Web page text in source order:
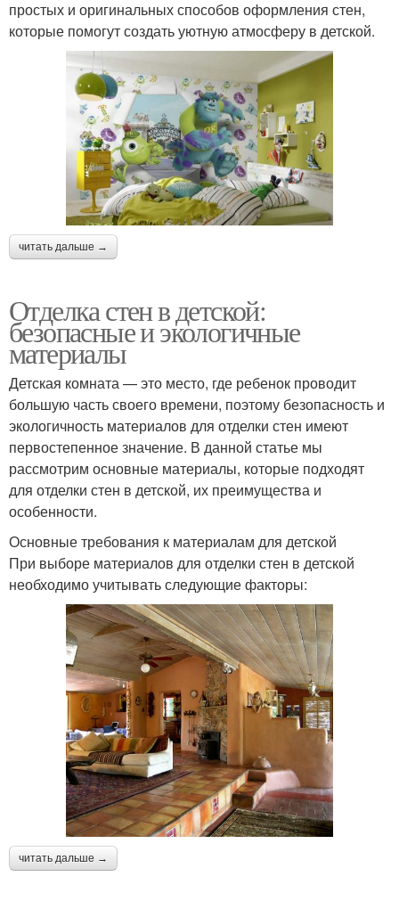
простых и оригинальных способов оформления стен,
которые помогут создать уютную атмосферу в детской.
читать дальше →
Отделка стен в детской:
безопасные и экологичные
материалы
Детская комната — это место, где ребенок проводит
большую часть своего времени, поэтому безопасность и
экологичность материалов для отделки стен имеют
первостепенное значение. В данной статье мы
рассмотрим основные материалы, которые подходят
для отделки стен в детской, их преимущества и
особенности.
Основные требования к материалам для детской
При выборе материалов для отделки стен в детской
необходимо учитывать следующие факторы:
читать дальше →